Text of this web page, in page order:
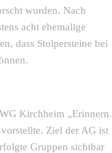
wurden. Nach
acht ehemalige
dass Stolpersteine bei
Kirchheim „Erinnern.
Ziel der AG ist
Gruppen sichtbar